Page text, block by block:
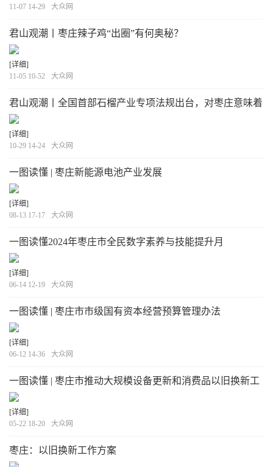
11-07 14-29
大众网
君山观潮丨枣庄辣子鸡“出圈”有何奥秘？
[详细]
11-05 10-52
大众网
君山观潮丨全国首部石榴产业专项法规出台，对枣庄意味着
什么？
[详细]
10-29 14-24
大众网
一图读懂 | 枣庄新能源电池产业发展
[详细]
08-13 17-17
大众网
一图读懂2024年枣庄市全民数字素养与技能提升月
[详细]
06-14 12-19
大众网
一图读懂 | 枣庄市市级国有资本经营预算管理办法
[详细]
06-12 14-36
大众网
一图读懂 | 枣庄市推动大规模设备更新和消费品以旧换新工
作方案
[详细]
05-22 18-20
大众网
枣庄：以旧换新工作方案